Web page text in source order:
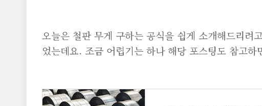
오늘은 철판 무게 구하는 공식을 쉽게 소개해드리
었는데요. 조금 어렵기는 하나 해당 포스팅도 참고